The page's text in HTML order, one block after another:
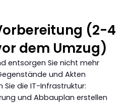
(2-4
dem Umzug)
entsorgen Sie nicht mehr
und Akten
Sie die IT-Infrastruktur:
und Abbauplan erstellen